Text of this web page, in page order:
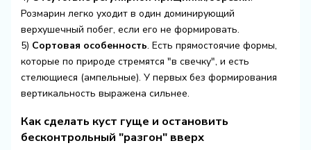
Розмарин легко уходит в один доминирующий
верхушечный побег, если его не формировать.
5) Сортовая особенность. Есть прямостоячие формы,
которые по природе стремятся "в свечку", и есть
стелющиеся (ампельные). У первых без формирования
вертикальность выражена сильнее.
Как сделать куст гуще и остановить
бесконтрольный "разгон" вверх